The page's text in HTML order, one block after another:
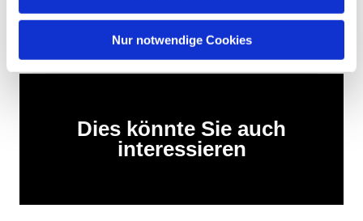
Nur notwendige Cookies
Dies könnte Sie auch
interessieren